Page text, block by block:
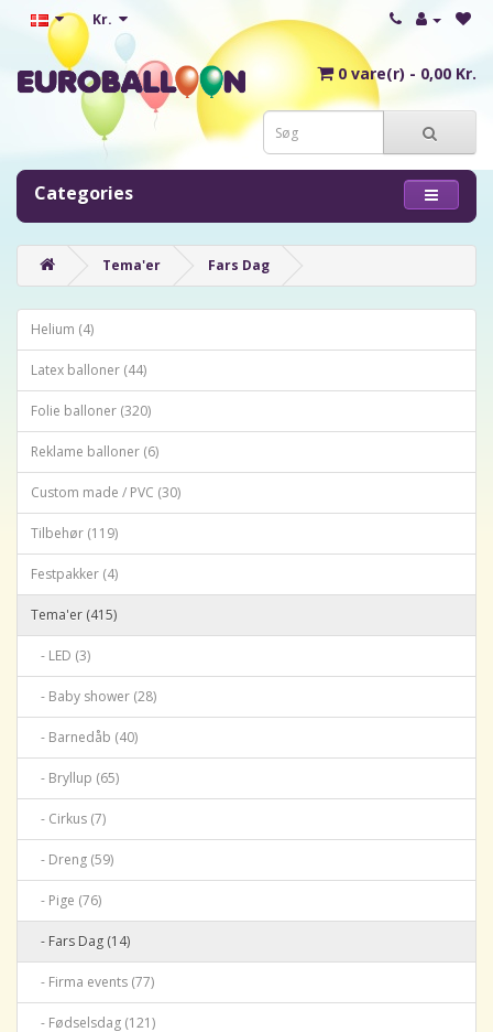
Kr.
0 vare(r) - 0,00 Kr.
Categories
Tema'er Fars Dag
Helium (4)
Latex balloner (44)
Folie balloner (320)
Reklame balloner (6)
Custom made / PVC (30)
Tilbehør (119)
Festpakker (4)
Tema'er (415)
- LED (3)
- Baby shower (28)
- Barnedåb (40)
- Bryllup (65)
- Cirkus (7)
- Dreng (59)
- Pige (76)
- Fars Dag (14)
- Firma events (77)
- Fødselsdag (121)